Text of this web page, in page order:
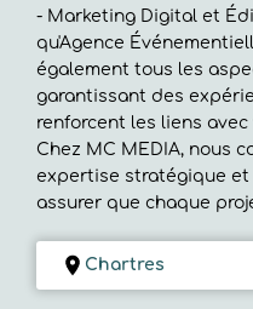
- Marketing Digital et
qu'Agence
également tous les
garantissant des
renforcent les liens
Chez MC MEDIA, nous
expertise stratégique
assurer que chaque
Chartres